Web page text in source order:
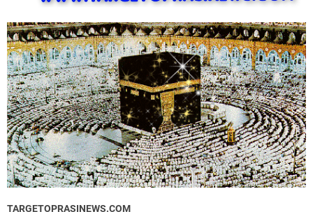
TARGETOPRASINEWS.COM